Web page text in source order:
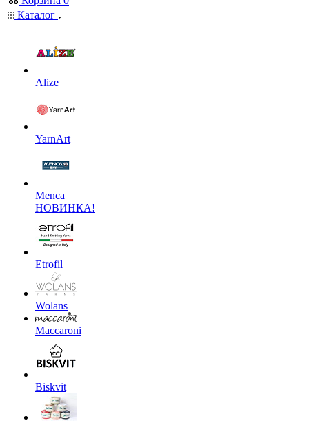
Каталог
Alize
YarnArt
Menca
НОВИНКА!
Etrofil
Wolans
Maccaroni
Biskvit